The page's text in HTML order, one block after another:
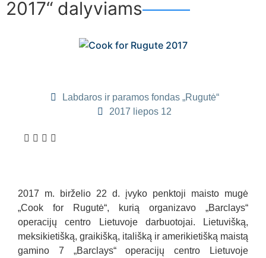
2017“ dalyviams
Labdaros ir paramos fondas „Rugutė“
2017 liepos 12
2017 m. birželio 22 d. įvyko penktoji maisto mugė
„Cook for Rugutė“, kurią organizavo „Barclays“
operacijų centro Lietuvoje darbuotojai. Lietuvišką,
meksikietišką, graikišką, itališką ir amerikietišką maistą
gamino 7 „Barclays“ operacijų centro Lietuvoje